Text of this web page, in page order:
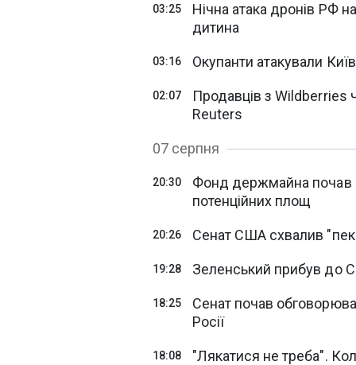
03:25
Нічна атака дронів РФ
дитина
03:16 Окупанти атакували
02:07
Продавців з Wildberries
Reuters
07 серпня
20:30
Фонд держмайна почав
потенційних площ
20:26 Сенат США схвалив
19:28 Зеленський прибув до
18:25
Сенат почав
Росії
18:08
"Лякатися не треба".